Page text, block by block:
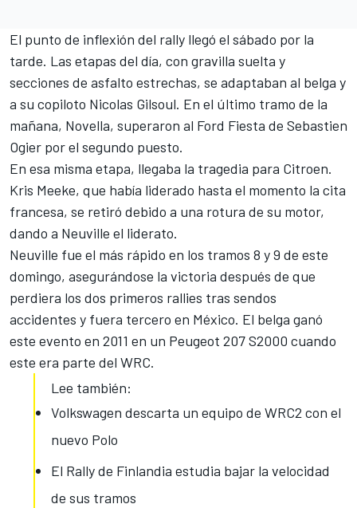
El punto de inflexión del rally llegó el sábado por la
tarde. Las etapas del día, con gravilla suelta y
secciones de asfalto estrechas, se adaptaban al belga y
a su copiloto Nicolas Gilsoul. En el último tramo de la
mañana, Novella, superaron al Ford Fiesta de Sebastien
Ogier por el segundo puesto.
En esa misma etapa, llegaba la tragedia para Citroen.
Kris Meeke, que había liderado hasta el momento la cita
francesa, se retiró debido a una rotura de su motor,
dando a Neuville el liderato.
Neuville fue el más rápido en los tramos 8 y 9 de este
domingo, asegurándose la victoria después de que
perdiera los dos primeros rallies tras sendos
accidentes y fuera tercero en México. El belga ganó
este evento en 2011 en un Peugeot 207 S2000 cuando
este era parte del WRC.
Lee también:
Volkswagen descarta un equipo de WRC2 con el
nuevo Polo
El Rally de Finlandia estudia bajar la velocidad
de sus tramos